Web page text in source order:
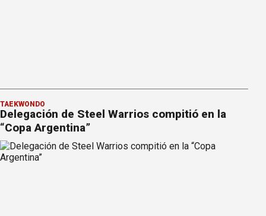
TAEKWONDO
Delegación de Steel Warrios compitió en la
“Copa Argentina”